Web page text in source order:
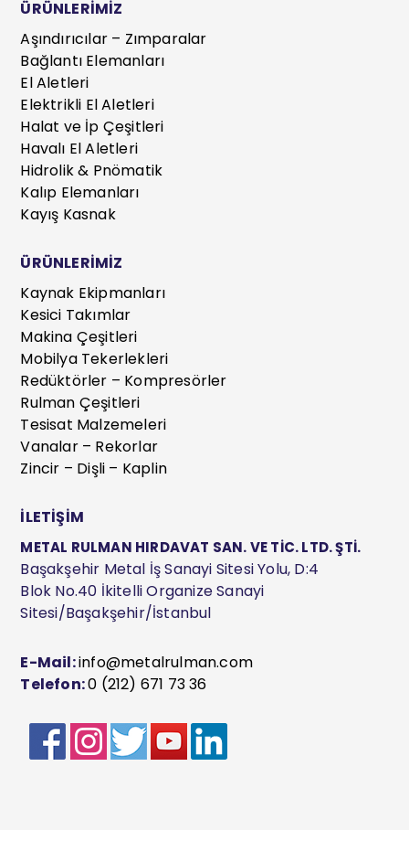
ÜRÜNLERİMİZ
Aşındırıcılar – Zımparalar
Bağlantı Elemanları
El Aletleri
Elektrikli El Aletleri
Halat ve İp Çeşitleri
Havalı El Aletleri
Hidrolik & Pnömatik
Kalıp Elemanları
Kayış Kasnak
ÜRÜNLERİMİZ
Kaynak Ekipmanları
Kesici Takımlar
Makina Çeşitleri
Mobilya Tekerlekleri
Redüktörler – Kompresörler
Rulman Çeşitleri
Tesisat Malzemeleri
Vanalar – Rekorlar
Zincir – Dişli – Kaplin
İLETİŞİM
METAL RULMAN HIRDAVAT SAN. VE TİC. LTD. ŞTİ.
Başakşehir Metal İş Sanayi Sitesi Yolu, D:4
Blok No.40 İkitelli Organize Sanayi
Sitesi/Başakşehir/İstanbul
E-Mail:info@metalrulman.com
Telefon:0 (212) 671 73 36